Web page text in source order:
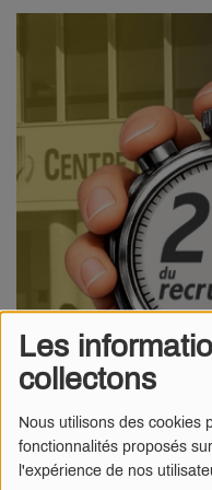
Les
collectons
Nous utilisons des cookies
fonctionnalités proposés
l'expérience de nos